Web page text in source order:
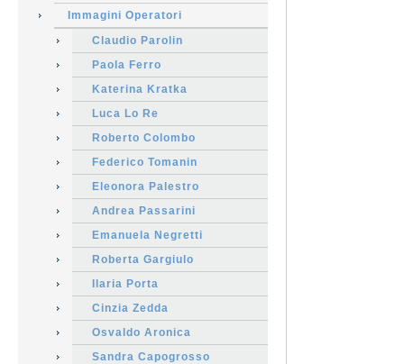
Immagini Operatori
Claudio Parolin
Paola Ferro
Katerina Kratka
Luca Lo Re
Roberto Colombo
Federico Tomanin
Eleonora Palestro
Andrea Passarini
Emanuela Negretti
Roberta Gargiulo
Ilaria Porta
Cinzia Zedda
Osvaldo Aronica
Sandra Capogrosso